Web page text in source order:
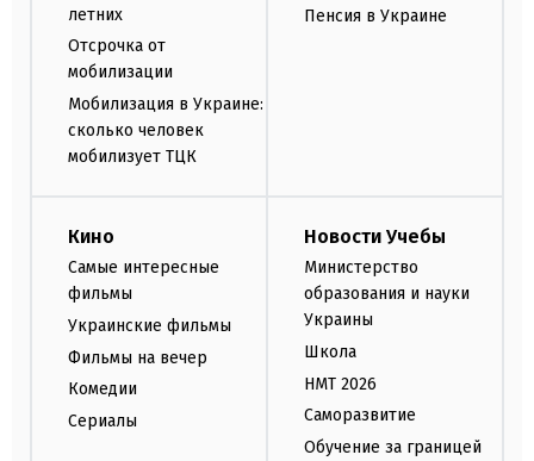
летних
Отсрочка от
мобилизации
Мобилизация в Украине:
сколько человек
мобилизует ТЦК
Пенсия в Украине
Кино
Самые интересные
фильмы
Украинские фильмы
Фильмы на вечер
Комедии
Сериалы
Новости Учебы
Министерство
образования и науки
Украины
Школа
НМТ 2026
Саморазвитие
Обучение за границей